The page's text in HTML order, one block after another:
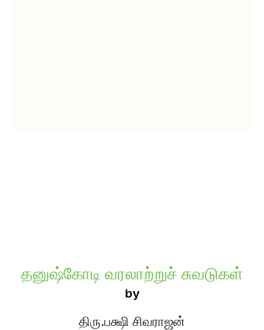
தனுஷ்கோடி வரலாற்றுச் சுவடுகள்
by
திரு.பக்ஷி சிவராஜன்